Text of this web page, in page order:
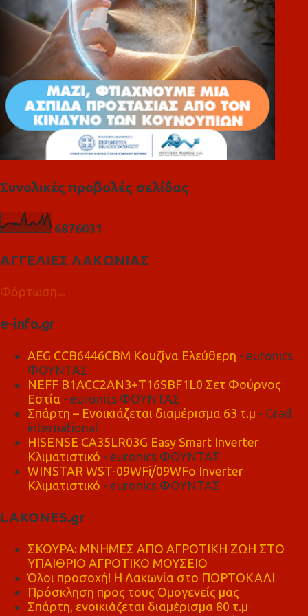
Συνολικές προβολές σελίδας
6876031
ΑΓΓΕΛΙΕΣ ΛΑΚΩΝΙΑΣ
Φόρτωση...
e-info.gr
AEG CCB6446CBM Κουζίνα Ελεύθερη - euronics
ΦΟΥΝΤΑΣ
NEFF B1ACC2AN3+T16SBF1L0 Σετ Φούρνος
Εστία - euronics ΦΟΥΝΤΑΣ
Σπάρτη – Ενοικιάζεται διαμέρισμα 63 τ.μ - Grad
international
HISENSE CA35LR03G Easy Smart Inverter
Κλιματιστικό - euronics ΦΟΥΝΤΑΣ
WINSTAR WST-09WFi/09WFo Inverter
Κλιματιστικό - euronics ΦΟΥΝΤΑΣ
LAKONES.gr
ΣΚΟΥΡΑ: ΜΝΗΜΕΣ ΑΠΟ ΑΓΡΟΤΙΚΗ ΖΩΗ ΣΤΟ
ΥΠΑΙΘΡΙΟ ΑΓΡΟΤΙΚΟ ΜΟΥΣΕΙΟ
Όλοι προσοχή! Η Λακωνία στο ΠΟΡΤΟΚΑΛΙ
Πρόσκληση προς τους Ομογενείς μας
Σπάρτη, ενοικιάζεται διαμέρισμα 80 τ.μ